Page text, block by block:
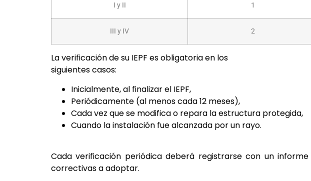
I y II 1
III y IV 2
La verificación de su IEPF es obligatoria en los
siguientes casos:
Inicialmente, al finalizar el IEPF,
Periódicamente (al menos cada 12 meses),
Cada vez que se modifica o repara la estructura protegida,
Cuando la instalación fue alcanzada por un rayo.
Cada verificación periódica deberá registrarse con un
correctivas a adoptar.